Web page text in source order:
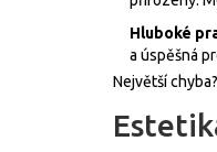
Hluboké
a úspěšná
Největší